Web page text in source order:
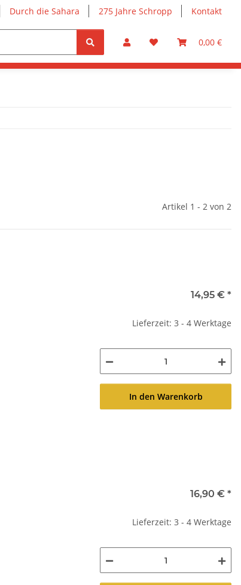
Durch die Sahara 275 Jahre Schropp Kontakt
0,00 €
Artikel 1 - 2 von 2
14,95 € *
Lieferzeit: 3 - 4 Werktage
In den Warenkorb
16,90 € *
Lieferzeit: 3 - 4 Werktage